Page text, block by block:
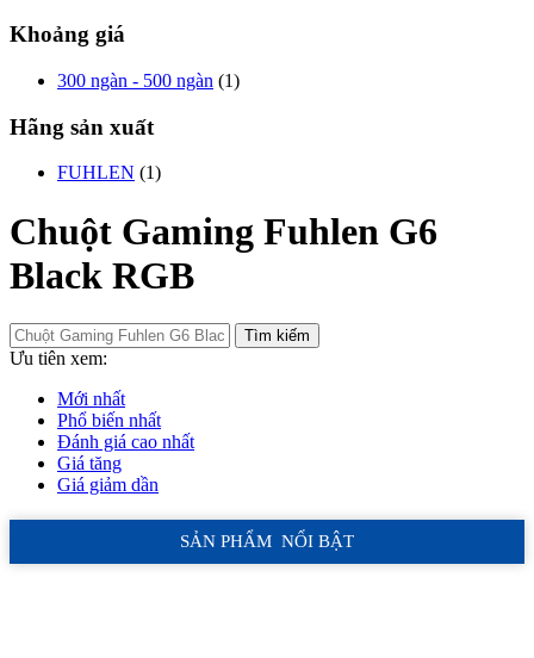
Khoảng giá
300 ngàn - 500 ngàn (1)
Hãng sản xuất
FUHLEN (1)
Chuột Gaming Fuhlen G6
Black RGB
Tìm kiếm
Ưu tiên xem:
Mới nhất
Phổ biến nhất
Đánh giá cao nhất
Giá tăng
Giá giảm dần
SẢN PHẨM NỔI BẬT